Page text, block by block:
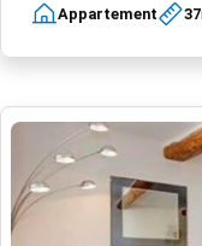
Appartement 37